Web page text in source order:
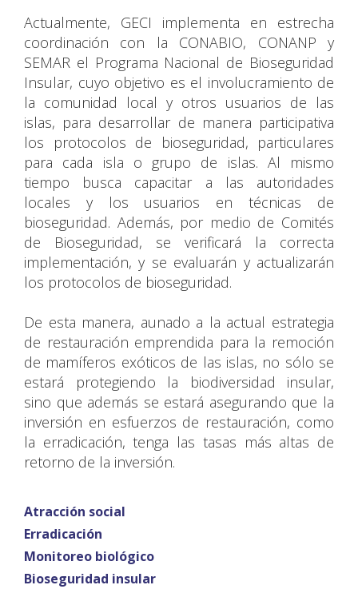
Actualmente, GECI implementa en estrecha
coordinación con la CONABIO, CONANP y
SEMAR el Programa Nacional de Bioseguridad
Insular, cuyo objetivo es el involucramiento de
la comunidad local y otros usuarios de las
islas, para desarrollar de manera participativa
los protocolos de bioseguridad, particulares
para cada isla o grupo de islas. Al mismo
tiempo busca capacitar a las autoridades
locales y los usuarios en técnicas de
bioseguridad. Además, por medio de Comités
de Bioseguridad, se verificará la correcta
implementación, y se evaluarán y actualizarán
los protocolos de bioseguridad.
De esta manera, aunado a la actual estrategia
de restauración emprendida para la remoción
de mamíferos exóticos de las islas, no sólo se
estará protegiendo la biodiversidad insular,
sino que además se estará asegurando que la
inversión en esfuerzos de restauración, como
la erradicación, tenga las tasas más altas de
retorno de la inversión.
Atracción social
Erradicación
Monitoreo biológico
Bioseguridad insular